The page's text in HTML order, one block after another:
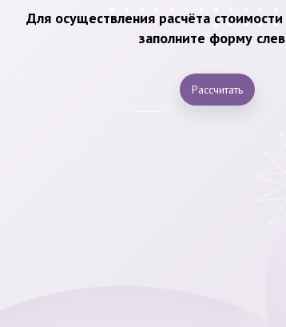
Для осуществления расчёта стоимости
заполните форму
Рассчитать